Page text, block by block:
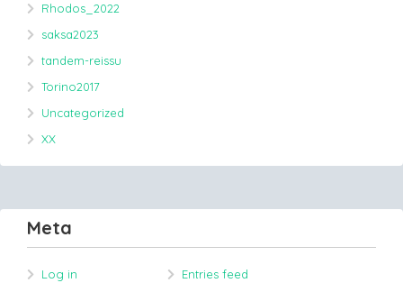
Rhodos_2022
saksa2023
tandem-reissu
Torino2017
Uncategorized
XX
Meta
Log in
Entries feed